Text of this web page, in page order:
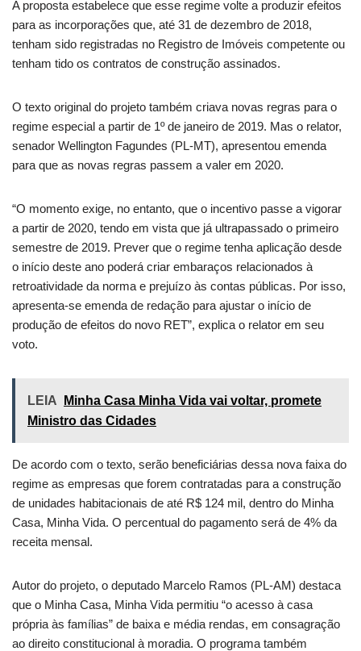
A proposta estabelece que esse regime volte a produzir efeitos
para as incorporações que, até 31 de dezembro de 2018,
tenham sido registradas no Registro de Imóveis competente ou
tenham tido os contratos de construção assinados.
O texto original do projeto também criava novas regras para o
regime especial a partir de 1º de janeiro de 2019. Mas o relator,
senador Wellington Fagundes (PL-MT), apresentou emenda
para que as novas regras passem a valer em 2020.
“O momento exige, no entanto, que o incentivo passe a vigorar
a partir de 2020, tendo em vista que já ultrapassado o primeiro
semestre de 2019. Prever que o regime tenha aplicação desde
o início deste ano poderá criar embaraços relacionados à
retroatividade da norma e prejuízo às contas públicas. Por isso,
apresenta-se emenda de redação para ajustar o início de
produção de efeitos do novo RET”, explica o relator em seu
voto.
LEIA
Minha Casa Minha Vida vai voltar, promete
Ministro das Cidades
De acordo com o texto, serão beneficiárias dessa nova faixa do
regime as empresas que forem contratadas para a construção
de unidades habitacionais de até R$ 124 mil, dentro do Minha
Casa, Minha Vida. O percentual do pagamento será de 4% da
receita mensal.
Autor do projeto, o deputado Marcelo Ramos (PL-AM) destaca
que o Minha Casa, Minha Vida permitiu “o acesso à casa
própria às famílias” de baixa e média rendas, em consagração
ao direito constitucional à moradia. O programa também